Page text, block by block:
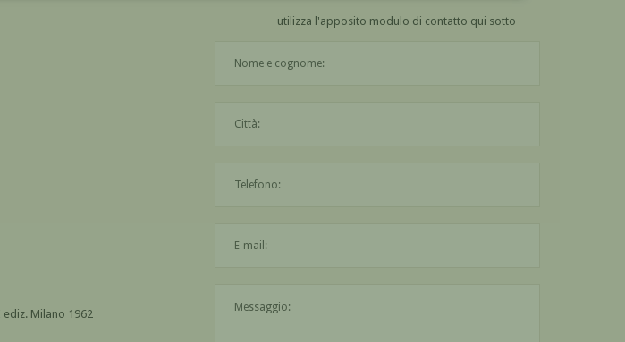
Milano 1962
utilizza l'apposito modulo di contatto qui sotto